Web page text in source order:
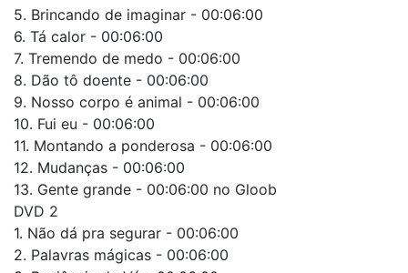
5. Brincando de imaginar - 00:06:00
6. Tá calor - 00:06:00
7. Tremendo de medo - 00:06:00
8. Dão tô doente - 00:06:00
9. Nosso corpo é animal - 00:06:00
10. Fui eu - 00:06:00
11. Montando a ponderosa - 00:06:00
12. Mudanças - 00:06:00
13. Gente grande - 00:06:00 no Gloob
DVD 2
1. Não dá pra segurar - 00:06:00
2. Palavras mágicas - 00:06:00